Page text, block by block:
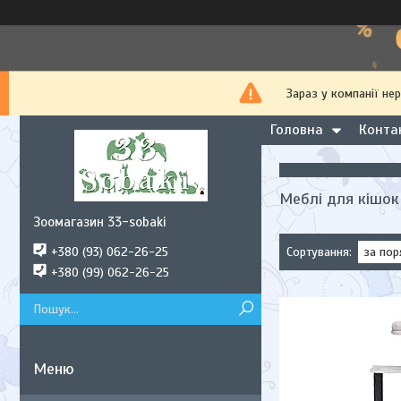
Зараз у компанії
Головна
Меблі для кішок
Зоомагазин 33-sobaki
+380 (93) 062-26-25
+380 (99) 062-26-25